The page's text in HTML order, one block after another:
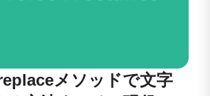
メソッドで文字